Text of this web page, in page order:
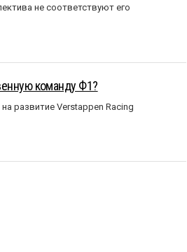
не соответствуют его
команду Ф1?
развитие Verstappen Racing